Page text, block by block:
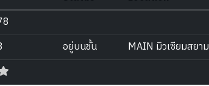
อยู่บนชั้น
MAIN มิวเซียมสยาม